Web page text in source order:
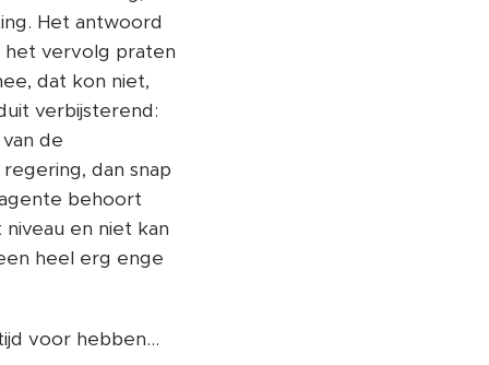
Het antwoord
het vervolg praten
dat kon niet,
verbijsterend:
de
dan snap
behoort
en niet kan
heel erg enge
voor hebben...